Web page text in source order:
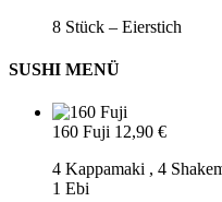
8 Stück – Eierstich
SUSHI MENÜ
160 Fuji 12,90 €
4 Kappamaki , 4
1 Ebi